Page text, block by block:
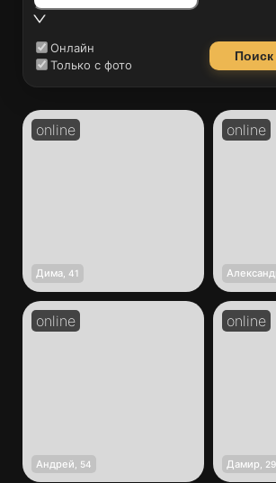
Онлайн
Только с фото
Поиск
Дима 41
Андрей 54 Дамир 29